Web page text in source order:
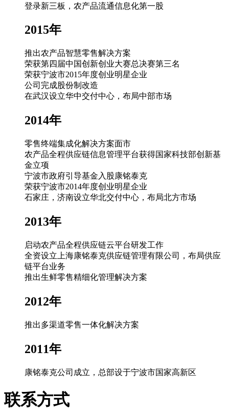
登录新三板，农产品流通信息化第一股
2015年
推出农产品智慧零售解决方案
荣获第四届中国创新创业大赛总决赛第三名
荣获宁波市2015年度创业明星企业
公司完成股份制改造
在武汉设立华中交付中心，布局中部市场
2014年
零售终端集成化解决方案面市
农产品全程供应链信息管理平台获得国家科技部创新基
金立项
宁波市政府引导基金入股康铭泰克
荣获宁波市2014年度创业明星企业
石家庄，济南设立华北交付中心，布局北方市场
2013年
启动农产品全程供应链云平台研发工作
全资设立上海康铭泰克供应链管理有限公司，布局供应
链平台业务
推出生鲜零售精细化管理解决方案
2012年
推出多渠道零售一体化解决方案
2011年
康铭泰克公司成立，总部设于宁波市国家高新区
联系方式